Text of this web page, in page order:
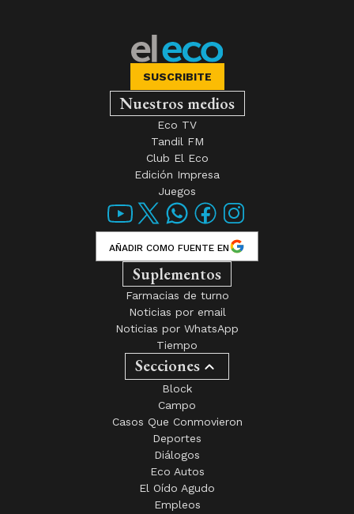
SUSCRIBITE
Nuestros medios
Eco TV
Tandil FM
Club El Eco
Edición Impresa
Juegos
AÑADIR COMO FUENTE EN
Suplementos
Farmacias de turno
Noticias por email
Noticias por WhatsApp
Tiempo
Secciones
Block
Campo
Casos Que Conmovieron
Deportes
Diálogos
Eco Autos
El Oído Agudo
Empleos